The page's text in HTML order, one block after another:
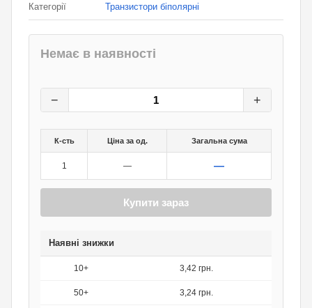
Категорії Транзистори біполярні
Немає в наявності
− +
К-сть Ціна за од. Загальна сума
1 — —
Купити зараз
Наявні знижки
10+ 3,42 грн.
50+ 3,24 грн.